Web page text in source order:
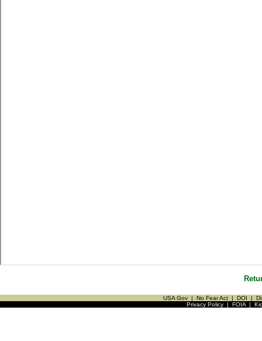
USA Gov | No Fear Act | DOI |
Privacy Policy| FOIA|